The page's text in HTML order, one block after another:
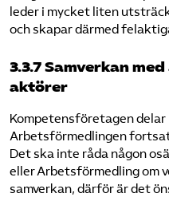
leder i mycket liten
och skapar därmed
3.3.7 Samverkan
aktörer
Kompetensföretagen
Arbetsförmedlingen
Det ska inte råda någon
eller Arbetsförmedling om
samverkan, därför är det